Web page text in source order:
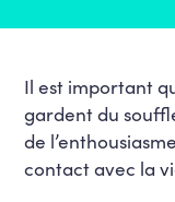
Il est important
gardent du
de
contact avec la